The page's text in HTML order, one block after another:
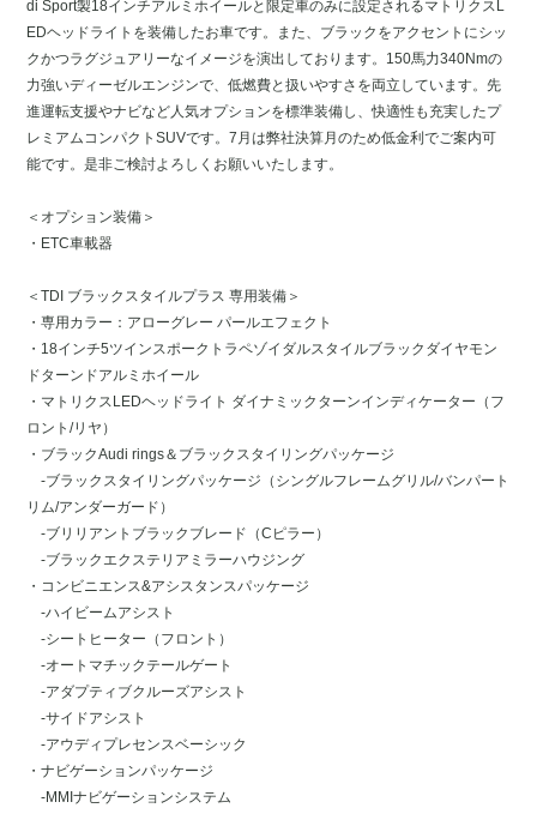
di Sport製18インチアルミホイールと限定車のみに設定されるマトリクスL
EDヘッドライトを装備したお車です。また、ブラックをアクセントにシッ
クかつラグジュアリーなイメージを演出しております。150馬力340Nmの
力強いディーゼルエンジンで、低燃費と扱いやすさを両立しています。先
進運転支援やナビなど人気オプションを標準装備し、快適性も充実したプ
レミアムコンパクトSUVです。7月は弊社決算月のため低金利でご案内可
能です。是非ご検討よろしくお願いいたします。
＜オプション装備＞
・ETC車載器
＜TDI ブラックスタイルプラス 専用装備＞
・専用カラー：アローグレー パールエフェクト
・18インチ5ツインスポークトラペゾイダルスタイルブラックダイヤモン
ドターンドアルミホイール
・マトリクスLEDヘッドライト ダイナミックターンインディケーター（フ
ロント/リヤ）
・ブラックAudi rings＆ブラックスタイリングパッケージ
-ブラックスタイリングパッケージ（シングルフレームグリル/バンパート
リム/アンダーガード）
-ブリリアントブラックブレード（Cピラー）
-ブラックエクステリアミラーハウジング
・コンビニエンス&アシスタンスパッケージ
-ハイビームアシスト
-シートヒーター（フロント）
-オートマチックテールゲート
-アダプティブクルーズアシスト
-サイドアシスト
-アウディプレセンスベーシック
・ナビゲーションパッケージ
-MMIナビゲーションシステム